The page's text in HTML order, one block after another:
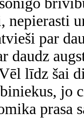
nepierasti
par
daudz
līdz šai
jo
prasa